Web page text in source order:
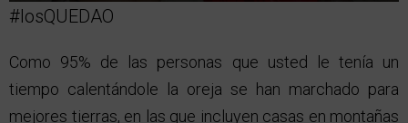
#losQUEDAO
Como 95% de las personas que usted le tenía un
tiempo calentándole la oreja se han marchado para
mejores tierras, en las que incluyen casas en montañas